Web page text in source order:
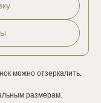
можно отзеркалить.
размерам.